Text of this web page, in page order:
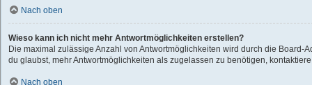
Nach oben
Wieso kann ich nicht mehr Antwortmöglichkeiten erstellen?
Die maximal zulässige Anzahl von Antwortmöglichkeiten wird durch die Board-
du glaubst, mehr Antwortmöglichkeiten als zugelassen zu benötigen,
Nach oben